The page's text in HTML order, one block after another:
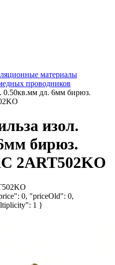
материалы
проводников
0.50кв.мм дл. 6мм бирюз.
изол.
бирюз.
2ART502KO
0, "priceOld": 0,
1 }